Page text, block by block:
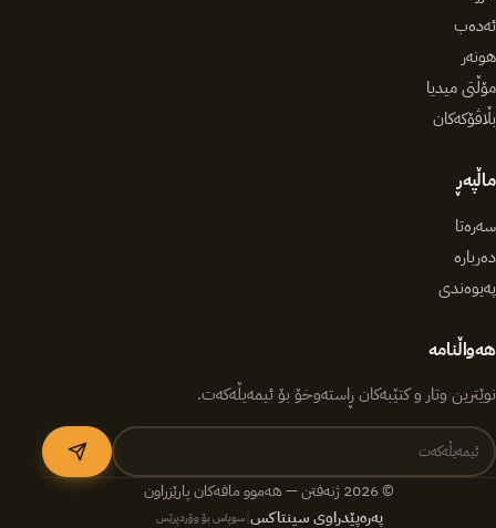
ئەدەب
هونەر
مۆڵتی میدیا
بڵاڤۆکەکان
ماڵپەڕ
سەرەتا
دەربارە
پەیوەندی
هەواڵنامە
نوێترین وتار و کتێبەکان ڕاستەوخۆ بۆ ئیمەیڵەکەت.
© 2026 ژنەفتن — هەموو مافەکان پارێزراون
پەرەپێدراوی سینتاکس سوپاس بۆ وۆردپرێس